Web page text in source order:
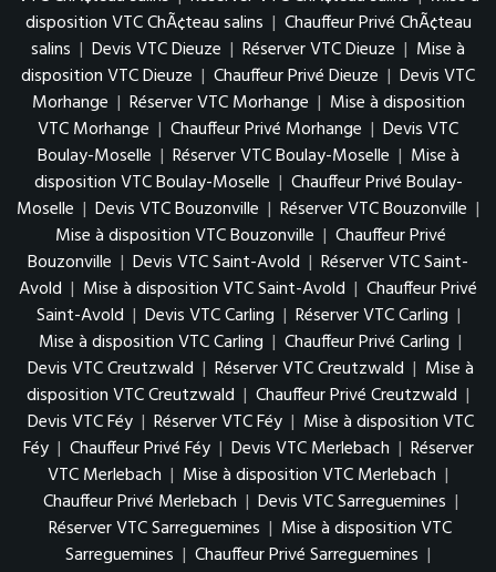
disposition VTC ChÃ¢teau salins | Chauffeur Privé ChÃ¢teau
salins | Devis VTC Dieuze | Réserver VTC Dieuze | Mise à
disposition VTC Dieuze | Chauffeur Privé Dieuze | Devis VTC
Morhange | Réserver VTC Morhange | Mise à disposition
VTC Morhange | Chauffeur Privé Morhange | Devis VTC
Boulay-Moselle | Réserver VTC Boulay-Moselle | Mise à
disposition VTC Boulay-Moselle | Chauffeur Privé Boulay-
Moselle | Devis VTC Bouzonville | Réserver VTC Bouzonville |
Mise à disposition VTC Bouzonville | Chauffeur Privé
Bouzonville | Devis VTC Saint-Avold | Réserver VTC Saint-
Avold | Mise à disposition VTC Saint-Avold | Chauffeur Privé
Saint-Avold | Devis VTC Carling | Réserver VTC Carling |
Mise à disposition VTC Carling | Chauffeur Privé Carling |
Devis VTC Creutzwald | Réserver VTC Creutzwald | Mise à
disposition VTC Creutzwald | Chauffeur Privé Creutzwald |
Devis VTC Féy | Réserver VTC Féy | Mise à disposition VTC
Féy | Chauffeur Privé Féy | Devis VTC Merlebach | Réserver
VTC Merlebach | Mise à disposition VTC Merlebach |
Chauffeur Privé Merlebach | Devis VTC Sarreguemines |
Réserver VTC Sarreguemines | Mise à disposition VTC
Sarreguemines | Chauffeur Privé Sarreguemines |